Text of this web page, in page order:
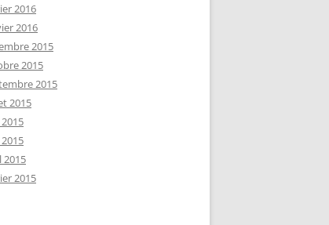
2016
2016
2015
2015
2015
2015
2015
2015